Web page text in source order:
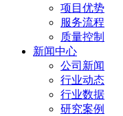
项目优势
服务流程
质量控制
新闻中心
公司新闻
行业动态
行业数据
研究案例